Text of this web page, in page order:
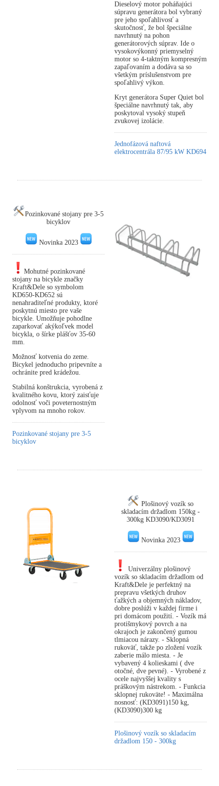
Dieselový motor poháňajúci
súpravu generátora bol vybraný
pre jeho spoľahlivosť a
skutočnosť, že bol špeciálne
navrhnutý na pohon
generátorových súprav. Ide o
vysokovýkonný priemyselný
motor so 4-taktným kompresným
zapaľovaním a dodáva sa so
všetkým príslušenstvom pre
spoľahlivý výkon.
Kryt generátora Super Quiet bol
špeciálne navrhnutý tak, aby
poskytoval vysoký stupeň
zvukovej izolácie.
Jednofázová naftová
elektrocentrála 87/95 kW KD694
Pozinkované stojany pre 3-5
bicyklov
Novinka 2023
Mohutné pozinkované
stojany na bicykle značky
Kraft&Dele so symbolom
KD650-KD652 sú
nenahraditeľné produkty, ktoré
poskytnú miesto pre vaše
bicykle. Umožňuje pohodlne
zaparkovať akýkoľvek model
bicykla, o šírke plášťov 35-60
mm.
Možnosť kotvenia do zeme.
Bicykel jednoducho pripevníte a
ochránite pred krádežou.
Stabilná konštrukcia, vyrobená z
kvalitného kovu, ktorý zaisťuje
odolnosť voči poveternostným
vplyvom na mnoho rokov.
Pozinkované stojany pre 3-5
bicyklov
Plošinový vozík so
skladacím držadlom 150kg -
300kg KD3090/KD3091
Novinka 2023
Univerzálny plošinový
vozík so skladacím držadlom od
Kraft&Dele je perfektný na
prepravu všetkých druhov
ťažkých a objemných nákladov,
dobre poslúži v každej firme i
pri domácom použití. - Vozík má
protišmykový povrch a na
okrajoch je zakončený gumou
tlmiacou nárazy. - Sklopná
rukoväť, takže po zložení vozík
zaberie málo miesta. - Je
vybavený 4 kolieskami ( dve
otočné, dve pevné). - Vyrobené z
ocele najvyššej kvality s
práškovým nástrekom. - Funkcia
sklopnej rukoväte! - Maximálna
nosnosť: (KD3091)150 kg,
(KD3090)300 kg
Plošinový vozík so skladacím
držadlom 150 - 300kg